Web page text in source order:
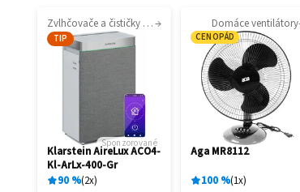
Zvlhčovače a čističky vzduchu
TIP
Sponzorované
Klarstein AireLux ACO4-
Kl-ArLx-400-Gr
90 % 2x
Domáce ventilátory
CENOPÁD
Aga MR8112
100 % 1x